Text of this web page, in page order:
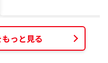
っと見る